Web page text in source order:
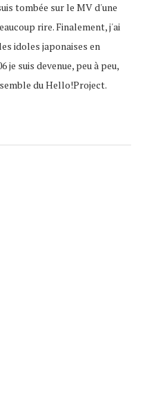
tombée sur le MV d'une
rire. Finalement, j'ai
idoles japonaises en
je suis devenue, peu à peu,
du Hello!Project.